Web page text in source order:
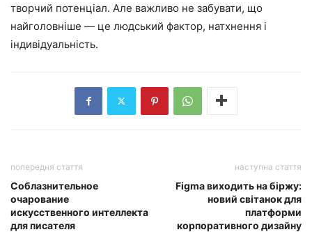
творчий потенціал. Але важливо не забувати, що
найголовніше — це людський фактор, натхнення і
індивідуальність.
попередня стаття
Соблазнительное
очарование
искусственного интеллекта
для писателя
наступна стаття
Figma виходить на біржу:
новий світанок для
платформи
корпоративного дизайну